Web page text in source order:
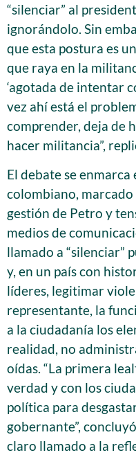
“silenciar” al
ignorándolo. Sin
que esta postura es
que raya en la
‘agotada de intentar
vez ahí está el
comprender, deja de
hacer militancia”,
El debate se
colombiano,
gestión de Petro y
medios de
llamado a “silenciar”
y, en un país con
líderes, legitimar
representante, la
a la ciudadanía los
realidad, no
oídas. “La primera
verdad y con los
política para
gobernante”,
claro llamado a la